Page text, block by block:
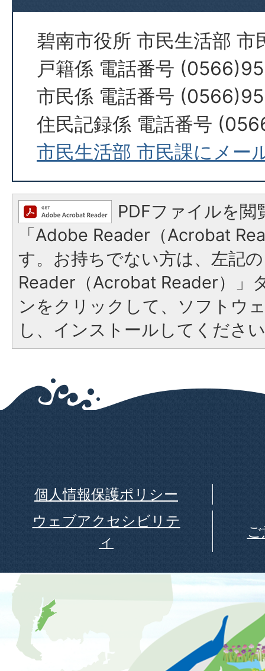
碧南市役所 市民生活部 市
戸籍係 電話番号
市民係 電話番号
住民記録係 電話番号
市民生活部 市民課にメー
PDFファイルを閲
「Adobe Reader（Acrobat
す。お持ちでない方は、左記
Reader（Acrobat Reader）」
ンをクリックして、ソフトウ
し、インストールしてくださ
個人情報保護ポリシー
ウェブアクセシビリテ
ィ